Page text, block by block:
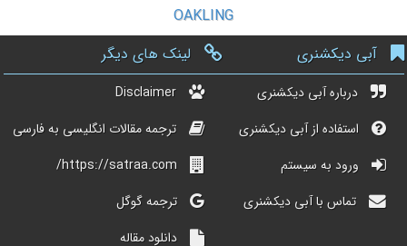
OAKLING
آبی دیکشنری
درباره آبی دیکشنری
استفاده از آبی دیکشنری
ورود به سیستم
تماس با آبی دیکشنری
لینک های دیگر
Disclaimer
ترجمه مقالات انگلیسی به فارسی
https://satraa.com/
ترجمه گوگل
دانلود مقاله